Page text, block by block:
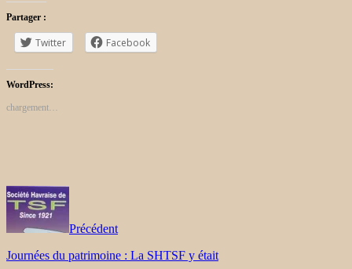
Partager :
Twitter Facebook
WordPress:
chargement…
Précédent
Journées du patrimoine : La SHTSF y était